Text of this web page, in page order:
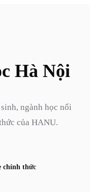
Hà Nội
ngành học nổi
của HANU.
chính thức